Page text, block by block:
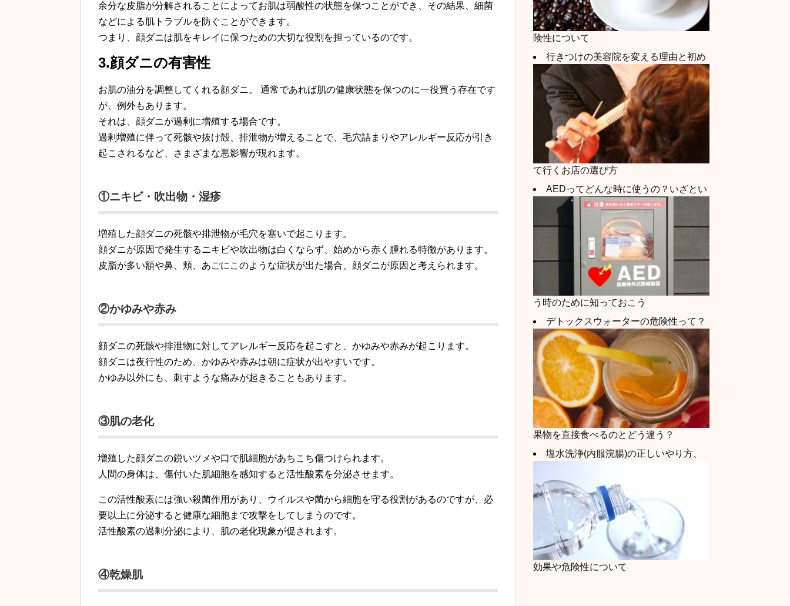
余分な皮脂が分解されることによってお肌は弱酸性の状態を保つことができ、その結果、細菌
などによる肌トラブルを防ぐことができます。
つまり、顔ダニは肌をキレイに保つための大切な役割を担っているのです。
3.顔ダニの有害性
お肌の油分を調整してくれる顔ダニ。 通常であれば肌の健康状態を保つのに一役買う存在です
が、例外もあります。
それは、顔ダニが過剰に増殖する場合です。
過剰増殖に伴って死骸や抜け殻、排泄物が増えることで、毛穴詰まりやアレルギー反応が引き
起こされるなど、さまざまな悪影響が現れます。
①ニキビ・吹出物・湿疹
増殖した顔ダニの死骸や排泄物が毛穴を塞いで起こります。
顔ダニが原因で発生するニキビや吹出物は白くならず、始めから赤く腫れる特徴があります。
皮脂が多い額や鼻、頬、あごにこのような症状が出た場合、顔ダニが原因と考えられます。
②かゆみや赤み
顔ダニの死骸や排泄物に対してアレルギー反応を起こすと、かゆみや赤みが起こります。
顔ダニは夜行性のため、かゆみや赤みは朝に症状が出やすいです。
かゆみ以外にも、刺すような痛みが起きることもあります。
③肌の老化
増殖した顔ダニの鋭いツメや口で肌細胞があちこち傷つけられます。
人間の身体は、傷付いた肌細胞を感知すると活性酸素を分泌させます。
この活性酸素には強い殺菌作用があり、ウイルスや菌から細胞を守る役割があるのですが、必
要以上に分泌すると健康な細胞まで攻撃をしてしまうのです。
活性酸素の過剰分泌により、肌の老化現象が促されます。
④乾燥肌
険性について
行きつけの美容院を変える理由と初め
て行くお店の選び方
AEDってどんな時に使うの？いざとい
う時のために知っておこう
デトックスウォーターの危険性って？
果物を直接食べるのとどう違う？
塩水洗浄(内服浣腸)の正しいやり方、
効果や危険性について